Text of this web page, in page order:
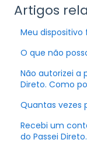
Artigos
Meu dispositivo
O que não
Não autorizei a
Direto. Como
Quantas vezes
Recebi um
do Passei